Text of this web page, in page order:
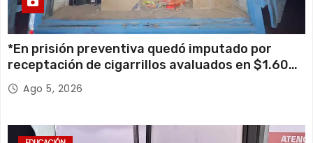
*En prisión preventiva quedó imputado por
receptación de cigarrillos avaluados en $1.600
millones*
Ago 5, 2026